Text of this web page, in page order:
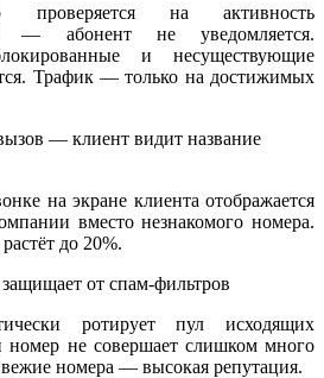
на активность
— абонент не уведомляется.
и несуществующие
Трафик — только на достижимых
— клиент видит название
на экране клиента отображается
вместо незнакомого номера.
до 20%.
от спам-фильтров
ротирует пул исходящих
не совершает слишком много
номера — высокая репутация.